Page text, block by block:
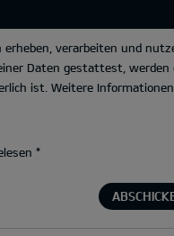
erheben, verarbeiten und
Daten gestattest,
ist. Weitere
*